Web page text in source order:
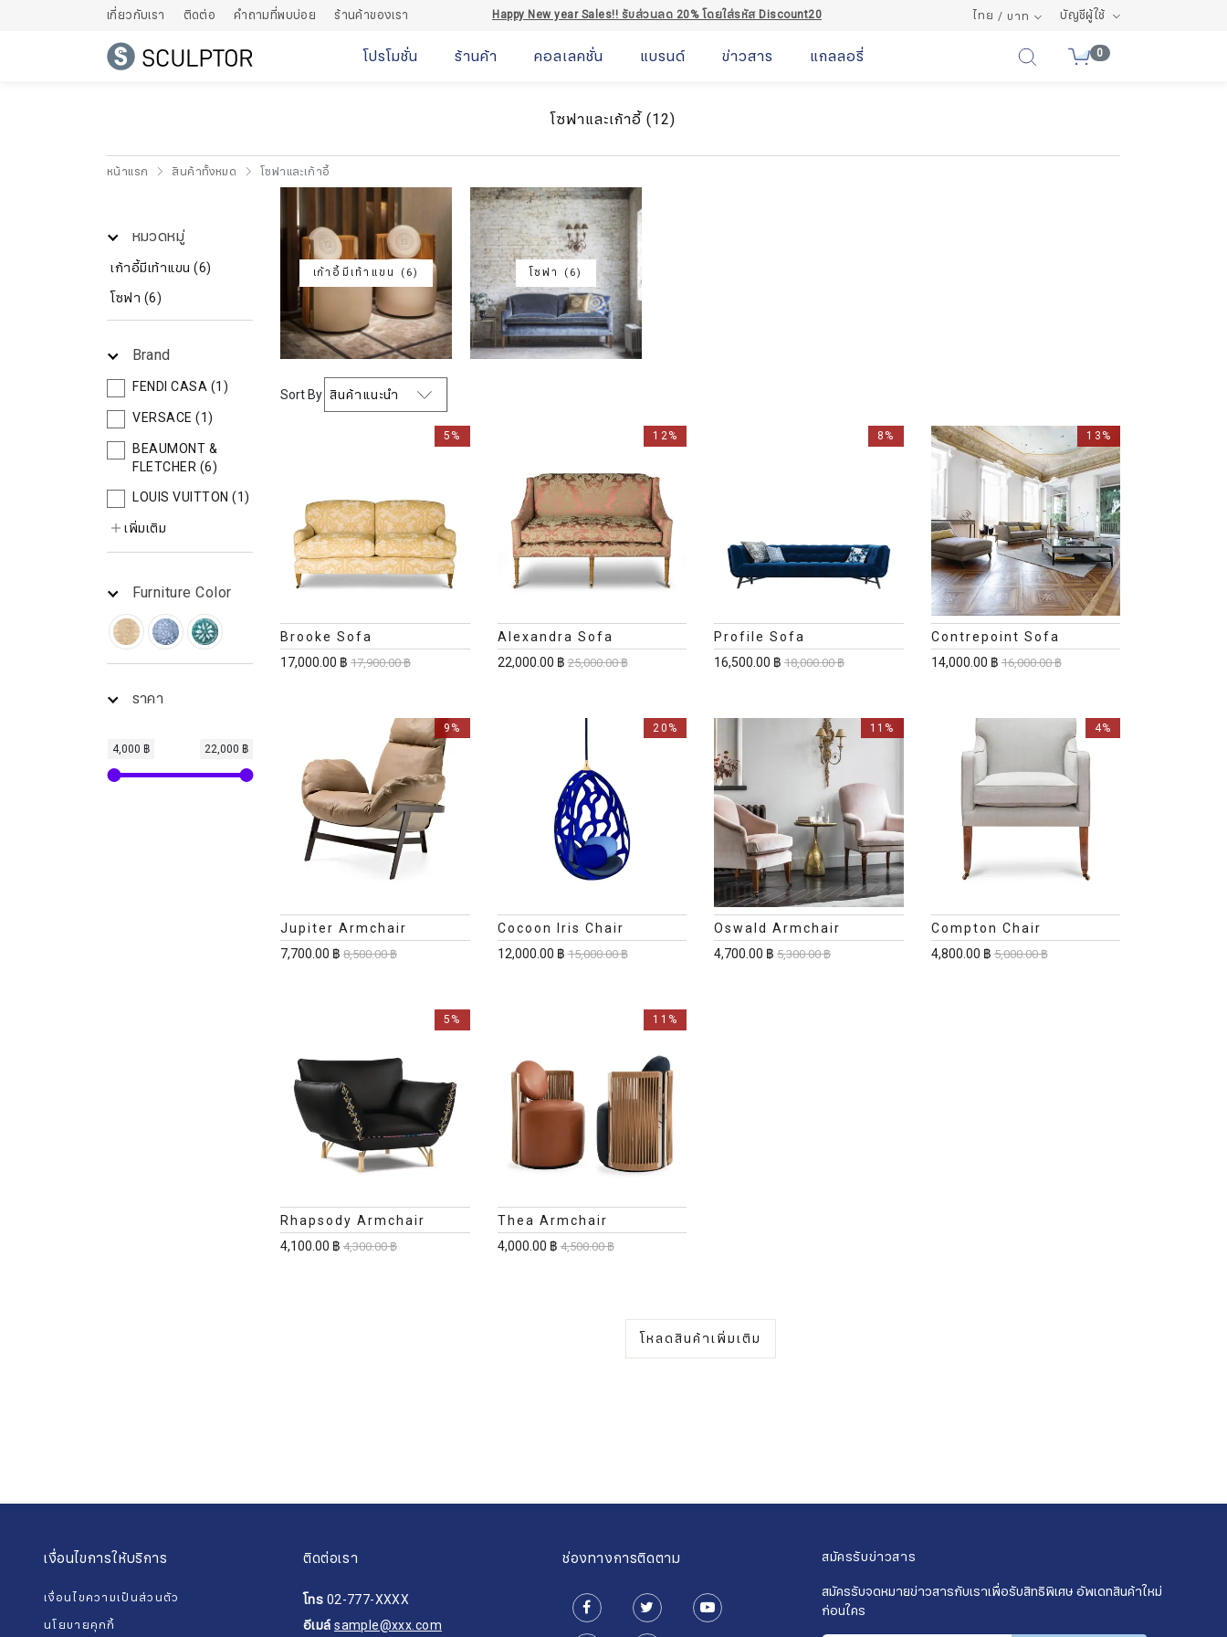
เกี่ยวกับเรา ติดต่อ คำถามที่พบบ่อย ร้านค้าของเรา
ลด 10% เมื่อซื้อครบ 2000 บาท Happy New year Sales!! รับส่วนลด 20% โดยใส่รหัส Discount20 จัดส่งฟรีเมื่อสั่งซื้อมากกว่า 1,000 บาท
ไทย/ บาท บัญชีผู้ใช้
โปรโมชั่น ร้านค้า คอลเลคชั่น แบรนด์ ข่าวสาร แกลลอรี่ 0
โซฟาและเก้าอี้(12)
หน้าแรก สินค้าทั้งหมด โซฟาและเก้าอี้
หมวดหมู่
เก้าอี้มีเท้าแขน (6)
โซฟา (6)
Brand
FENDI CASA(1)
VERSACE (1)
BEAUMONT &
FLETCHER(6)
LOUIS VUITTON (1)
เพิ่มเติม
Furniture Color
ราคา
4,000 ฿ 22,000 ฿
เก้าอี้มีเท้าแขน (6) โซฟา (6)
Sort By
5%
Brooke Sofa
17,000.00 ฿ 17,900.00 ฿
12%
Alexandra Sofa
22,000.00 ฿25,000.00 ฿
8%
Profile Sofa
16,500.00 ฿ 18,000.00 ฿
13%
Contrepoint Sofa
14,000.00 ฿16,000.00 ฿
9%
Jupiter Armchair
7,700.00 ฿ 8,500.00 ฿
20%
Cocoon Iris Chair
12,000.00 ฿15,000.00 ฿
11%
Oswald Armchair
4,700.00 ฿ 5,300.00 ฿
4%
Compton Chair
4,800.00 ฿5,000.00 ฿
5%
Rhapsody Armchair
4,100.00 ฿ 4,300.00 ฿
11%
Thea Armchair
4,000.00 ฿4,500.00 ฿
โหลดสินค้าเพิ่มเติม
เงื่อนไขการให้บริการ
เงื่อนไขความเป็นส่วนตัว
นโยบายคุกกี้
ติดต่อเรา
โทร02-777-XXXX
อีเมล์sample@xxx.com
ช่องทางการติดตาม
สมัครรับข่าวสาร
สมัครรับจดหมายข่าวสารกับเราเพื่อรับสิทธิพิเศษ อัพเดทสินค้าใหม่
ก่อนใคร
สมัครรับจดหมายข่าว